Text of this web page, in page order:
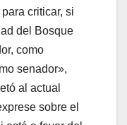
criticar, si
del Bosque
como
senador»,
al actual
sobre el